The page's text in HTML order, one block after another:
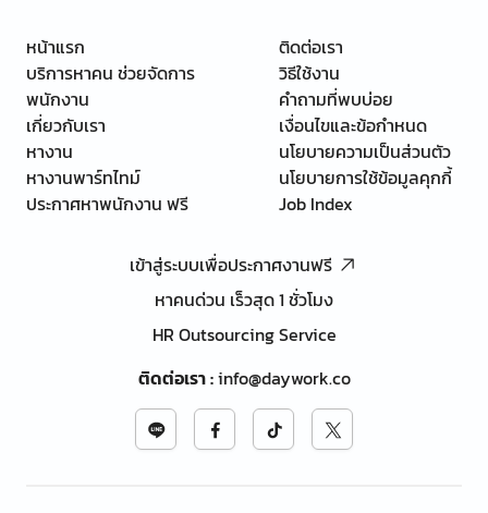
หน้าแรก
บริการหาคน ช่วยจัดการ
พนักงาน
เกี่ยวกับเรา
หางาน
หางานพาร์ทไทม์
ประกาศหาพนักงาน ฟรี
ติดต่อเรา
วิธีใช้งาน
คำถามที่พบบ่อย
เงื่อนไขและข้อกำหนด
นโยบายความเป็นส่วนตัว
นโยบายการใช้ข้อมูลคุกกี้
Job Index
เข้าสู่ระบบเพื่อประกาศงานฟรี
หาคนด่วน เร็วสุด 1 ชั่วโมง
HR Outsourcing Service
ติดต่อเรา:info@daywork.co